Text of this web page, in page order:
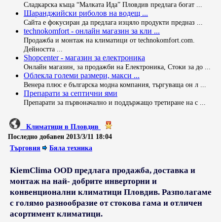
Сладкарска къща “Малката Ида” Пловдив предлага богат ...
Шаранджийски риболов на водещ ...
Сайта е фокусиран да предлага изцяло продукти предназ ...
technokomfort - онлайн магазин за кли ...
Продажба и монтаж на климатици от technokomfort.com.
Дейността ...
Shopcenter - магазин за електроника
Онлайн магазин, за продажби на Електроника, Стоки за до ...
Облекла големи размери, макси ...
Венера плюс е българска модна компания, търгуваща он л ...
Препарати за септични ями
Препарати за първоначално и поддържащо третиране на с ...
Климатици в Пловдив
Последно добавен 2013/3/11 18:04
Търговия
Бяла техника
KiemClima OOD предлага продажба, доставка и
монтаж на най- добрите инверторни и
конвенционални климатици Пловдив. Разполагаме
с голямо разнообразие от стокова гама и отличен
асортимент климатици.